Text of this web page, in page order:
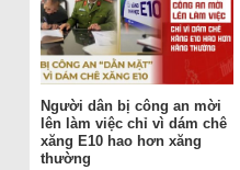
Người dân bị công an mời
lên làm việc chỉ vì dám chê
xăng E10 hao hơn xăng
thường